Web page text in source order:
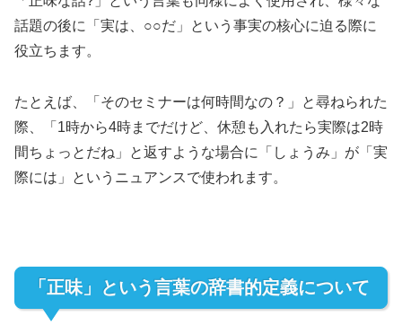
話題の後に「実は、○○だ」という事実の核心に迫る際に
役立ちます。
たとえば、「そのセミナーは何時間なの？」と尋ねられた
際、「1時から4時までだけど、休憩も入れたら実際は2時
間ちょっとだね」と返すような場合に「しょうみ」が「実
際には」というニュアンスで使われます。
「正味」という言葉の辞書的定義について